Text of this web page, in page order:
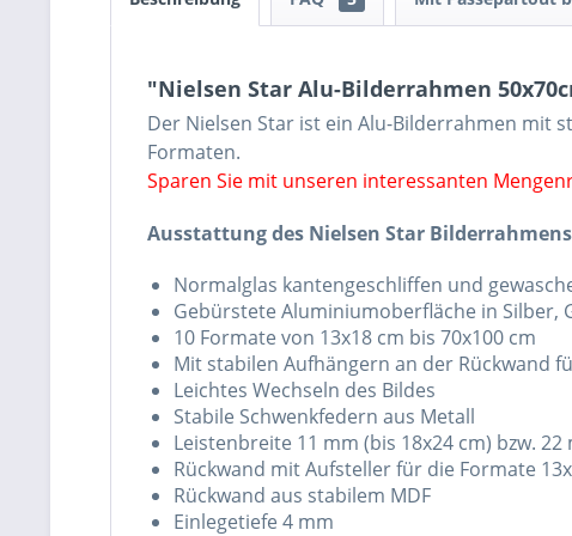
"Nielsen Star Alu-Bilderrahmen
Der Nielsen Star ist ein Alu-Bilderrahmen mit
Formaten.
Sparen Sie mit unseren interessanten
Ausstattung des Nielsen Star
Normalglas kantengeschliffen und
Gebürstete Aluminiumoberfläche in Silber,
10 Formate von 13x18 cm bis 70x100 cm
Mit stabilen Aufhängern an der Rückwand
Leichtes Wechseln des Bildes
Stabile Schwenkfedern aus Metall
Leistenbreite 11 mm (bis 18x24 cm) bzw.
Rückwand mit Aufsteller für die Formate
Rückwand aus stabilem MDF
Einlegetiefe 4 mm